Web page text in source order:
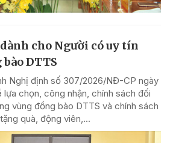
cho Người có uy tín
DTTS
Nghị định số 307/2026/NĐ-CP ngày
chọn, công nhận, chính sách đối
vùng đồng bào DTTS và chính sách
quà, động viên,...